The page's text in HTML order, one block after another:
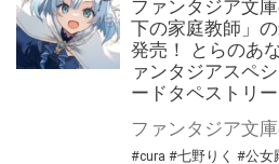
ファンタジア文
下の家庭教師」
発売！ とらのあ
ァンタジアスペ
ードタペストリ
#cura #七野りく #公女